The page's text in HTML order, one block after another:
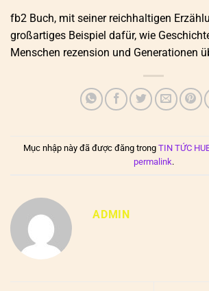
fb2 Buch, mit seiner reichhaltigen
großartiges Beispiel dafür, wie
Menschen rezension und Generationen
Mục nhập này đã được đăng trong TIN TỨC
permalink.
ADMIN